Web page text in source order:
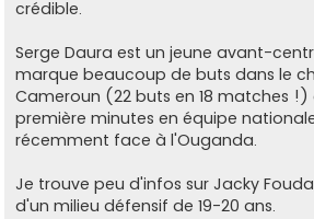
g
e
crédible.
Serge Daura est un jeune avant-
marque beaucoup de buts dans le
Cameroun (22 buts en 18 matches !)
première minutes en équipe
récemment face à l'Ouganda.
Je trouve peu d'infos sur Jacky
d'un milieu défensif de 19-20 ans.